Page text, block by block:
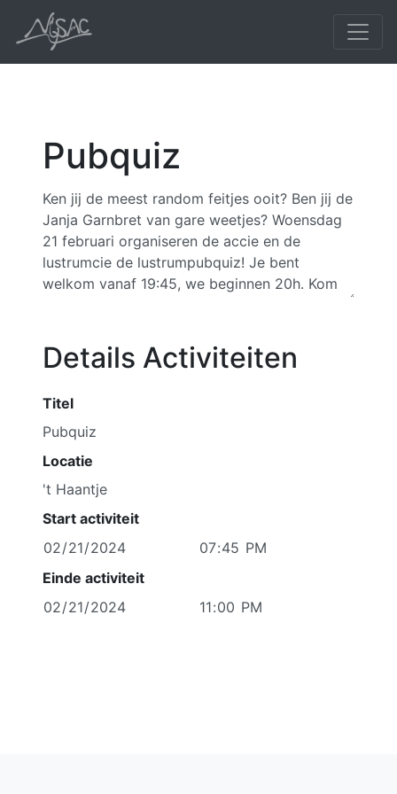
Pubquiz
Details Activiteiten
Titel
Locatie
Start activiteit
Einde activiteit